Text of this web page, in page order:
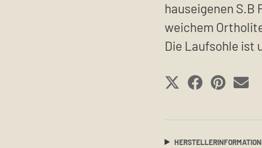
hauseigenen S.B
weichem
Die Laufsohle ist
SHARE
X
SHARE